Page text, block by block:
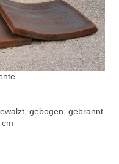
gebogen, gebrannt